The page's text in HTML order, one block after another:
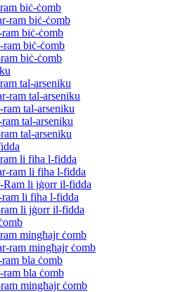
biċ-ċomb
ram biċ-ċomb
biċ-ċomb
ram biċ-ċomb
biċ-ċomb
tal-arseniku
ram tal-arseniku
ram tal-arseniku
tal-arseniku
tal-arseniku
li fiha l-fidda
ram li fiha l-fidda
Ram li jġorr il-fidda
li fiha l-fidda
li jġorr il-fidda
mingħajr ċomb
ram mingħajr ċomb
bla ċomb
ram bla ċomb
mingħajr ċomb